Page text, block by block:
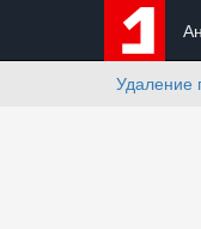
Удаление